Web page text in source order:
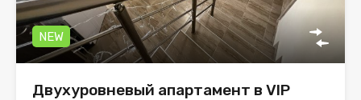
NEW
Двухуровневый апартамент в VIP